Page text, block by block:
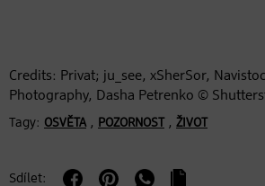
Credits: Privat; ju_see, xSherSor,
Photography, Dasha Petrenko ©
Tagy: OSVĚTA, POZORNOST, ŽIVOT
Sdílet: